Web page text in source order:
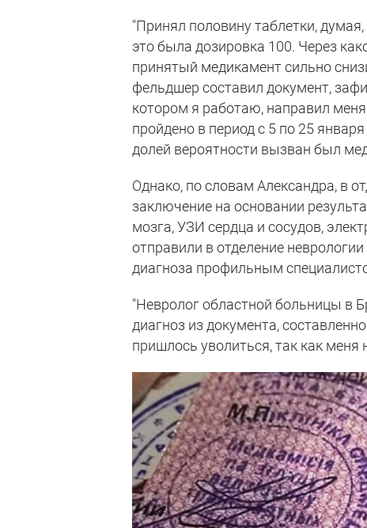
"Принял половину таблетки,
это была дозировка 100. Через
принятый медикамент сильно
фельдшер составил документ,
котором я работаю, направил
пройдено в период с 5 по 25
долей вероятности вызван был
Однако, по словам Александра, в
заключение на основании
мозга, УЗИ сердца и сосудов,
отправили в отделение
диагноза профильным
"Невролог областной больницы в
диагноз из документа,
пришлось уволиться, так как меня